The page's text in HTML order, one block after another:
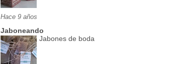
Hace 9 años
Jaboneando
Jabones de boda